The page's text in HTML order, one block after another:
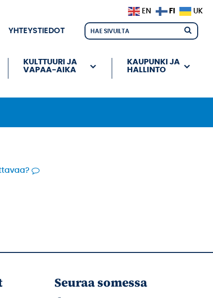
YHTEYSTIEDOT
KULTTUURI JA
VAPAA-AIKA
KAUPUNKI JA
HALLINTO
Seuraa somessa
EN FI UK